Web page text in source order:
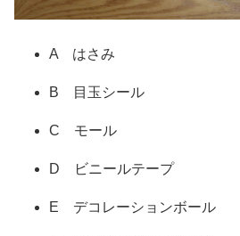
A はさみ
B 目玉シール
C モール
D ビニールテープ
E デコレーションボール